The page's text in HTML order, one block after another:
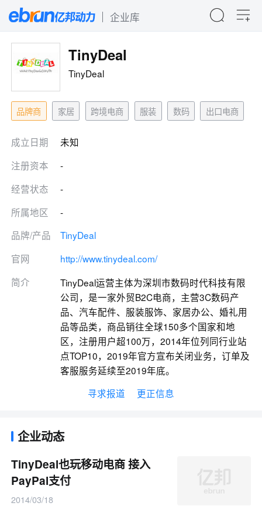
企业库
TinyDeal
TinyDeal
品牌商 家居 跨境电商 服装 数码 出口电商
成立日期
未知
注册资本
-
经营状态
-
所属地区
-
品牌/产品
TinyDeal
官网
http://www.tinydeal.com/
简介
TinyDeal运营主体为深圳市数码时代科技有限
公司，是一家外贸B2C电商，主营3C数码产
品、汽车配件、服装服饰、家居办公、婚礼用
品等品类，商品销往全球150多个国家和地
区，注册用户超100万，2014年位列同行业站
点TOP10，2019年官方宣布关闭业务，订单及
客服服务延续至2019年底。
寻求报道
更正信息
企业动态
TinyDeal也玩移动电商 接入
PayPal支付
2014/03/18